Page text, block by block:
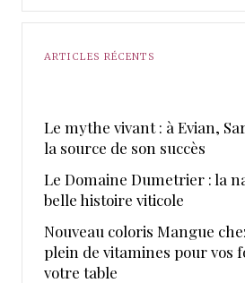
ARTICLES RÉCENTS
Le mythe vivant : à Evian,
la source de son succès
Le Domaine Dumetrier : la
belle histoire viticole
Nouveau coloris Mangue
plein de vitamines pour vos
votre table